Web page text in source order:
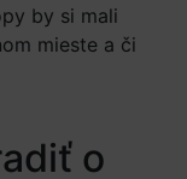
by si mali
mieste a či
o